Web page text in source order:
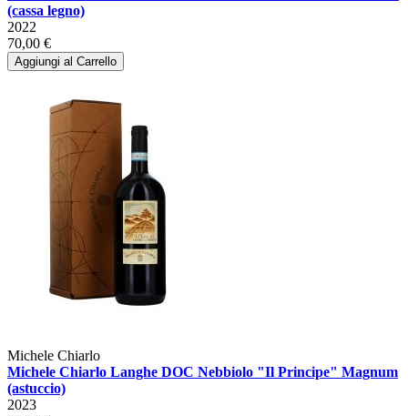
(cassa legno)
2022
70,00 €
Aggiungi al Carrello
Michele Chiarlo
Michele Chiarlo Langhe DOC Nebbiolo "Il Principe" Magnum
(astuccio)
2023